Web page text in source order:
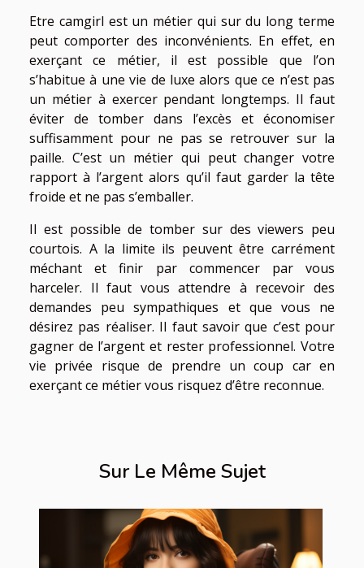
Etre camgirl est un métier qui sur du long terme
peut comporter des inconvénients. En effet, en
exerçant ce métier, il est possible que l’on
s’habitue à une vie de luxe alors que ce n’est pas
un métier à exercer pendant longtemps. Il faut
éviter de tomber dans l’excès et économiser
suffisamment pour ne pas se retrouver sur la
paille. C’est un métier qui peut changer votre
rapport à l’argent alors qu’il faut garder la tête
froide et ne pas s’emballer.
Il est possible de tomber sur des viewers peu
courtois. A la limite ils peuvent être carrément
méchant et finir par commencer par vous
harceler. Il faut vous attendre à recevoir des
demandes peu sympathiques et que vous ne
désirez pas réaliser. Il faut savoir que c’est pour
gagner de l’argent et rester professionnel. Votre
vie privée risque de prendre un coup car en
exerçant ce métier vous risquez d’être reconnue.
Sur Le Même Sujet